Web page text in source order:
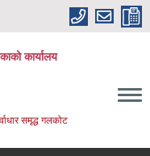
कार्यालय
समृद्ध गलकोट